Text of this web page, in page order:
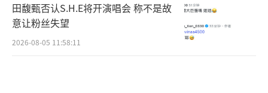
田馥甄否认S.H.E将开演唱会 称不是故
意让粉丝失望
2026-08-05 11:58:11